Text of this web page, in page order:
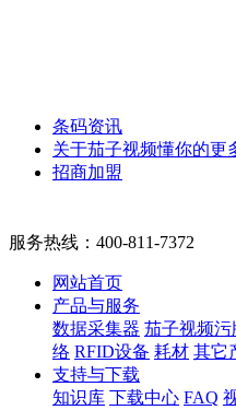
条码资讯
关于茄子视频懂你的更
招商加盟
服务热线： 400-811-7372
网站首页
产品与服务
数据采集器 茄子视频污
络 RFID设备 耗材 其它
支持与下载
知识库 下载中心 FAQ